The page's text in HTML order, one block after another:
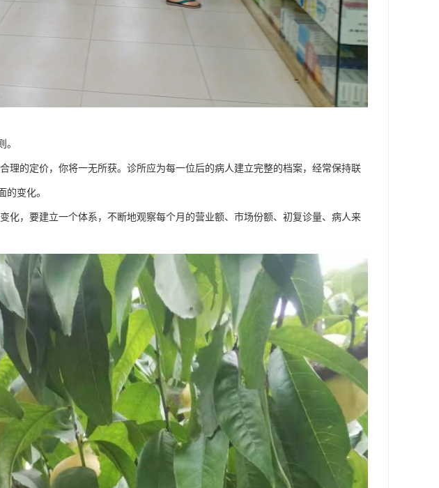
。
理的定价，你将一无所获。诊所应为每一位后的病人建立完整的档案，经常保持联
的变化。
化，要建立一个体系，不断地观察每个月的营业额、市场份额、初复诊量、病人来